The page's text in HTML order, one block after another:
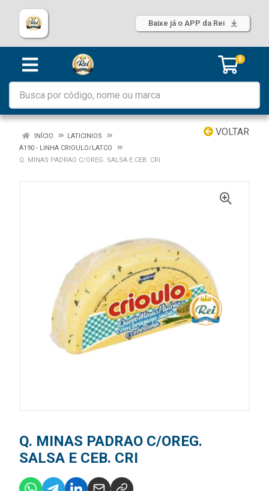
Baixe já o APP da Rei
0
VOLTAR
INÍCIO
LATICINIOS
A190 - LINHA CRIOULO/LATCO
Q. MINAS PADRAO C/OREG. SALSA E CEB. CRI
Q. MINAS PADRAO C/OREG.
SALSA E CEB. CRI